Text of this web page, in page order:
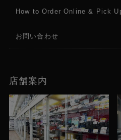
BNC端子(12G/6G/3G/HD-
BNC端子(3G/HD-SDI)
HDMI端子
HDMI(Type-A)
How to Order Online & Pick
お問い合わせ
店舗案内